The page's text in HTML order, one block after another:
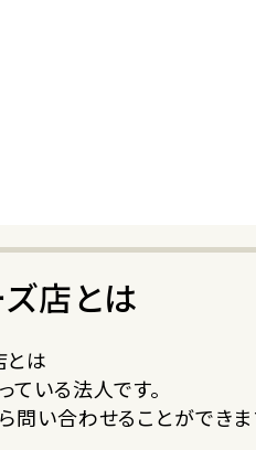
店とは
とは
いる法人です。
い合わせることができま